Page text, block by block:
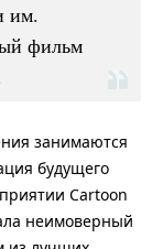
им.
фильм
занимаются
будущего
Cartoon
неимоверный